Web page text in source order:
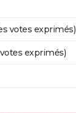
votes exprimés)
exprimés)